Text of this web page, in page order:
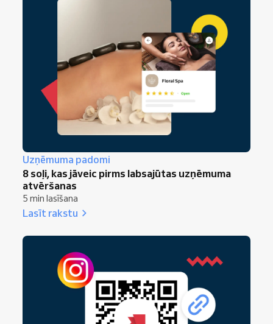
Uzņēmuma padomi
8 soļi, kas jāveic pirms labsajūtas uzņēmuma
atvēršanas
5 min lasīšana
Lasīt rakstu